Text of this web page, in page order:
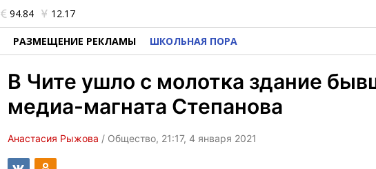
94.84 12.17
РАЗМЕЩЕНИЕ РЕКЛАМЫ ШКОЛЬНАЯ ПОРА
В Чите ушло с молотка здание
медиа-магната Степанова
Анастасия Рыжова / Общество, 21:17, 4 января 2021